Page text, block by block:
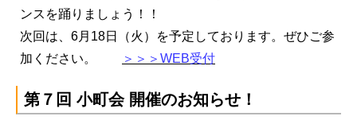
ンスを踊りましょう！！
次回は、6月18日（火）を予定しております。ぜひご参
加ください。
＞＞＞WEB受付
第７回 小町会 開催のお知らせ！